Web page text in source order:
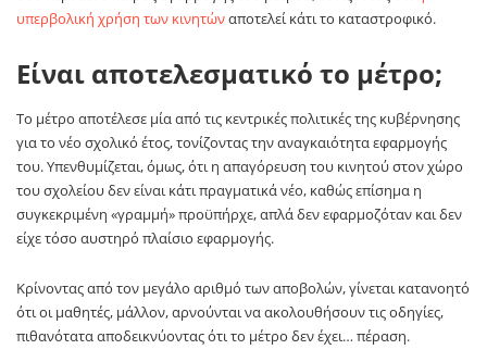
υπερβολική χρήση των κινητώναποτελεί κάτι το καταστροφικό.
Είναι αποτελεσματικό το μέτρο;
Το μέτρο αποτέλεσε μία από τις κεντρικές πολιτικές της κυβέρνησης
για το νέο σχολικό έτος, τονίζοντας την αναγκαιότητα εφαρμογής
του. Υπενθυμίζεται, όμως, ότι η απαγόρευση του κινητού στον χώρο
του σχολείου δεν είναι κάτι πραγματικά νέο, καθώς επίσημα η
συγκεκριμένη «γραμμή» προϋπήρχε, απλά δεν εφαρμοζόταν και δεν
είχε τόσο αυστηρό πλαίσιο εφαρμογής.
Κρίνοντας από τον μεγάλο αριθμό των αποβολών, γίνεται κατανοητό
ότι οι μαθητές, μάλλον, αρνούνται να ακολουθήσουν τις οδηγίες,
πιθανότατα αποδεικνύοντας ότι το μέτρο δεν έχει… πέραση.